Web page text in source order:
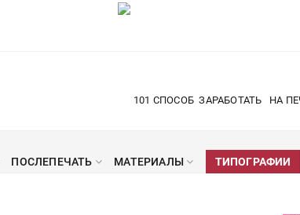
101 СПОСОБ ЗАРАБОТАТЬ НА
ПОСЛЕПЕЧАТЬ МАТЕРИАЛЫ ТИПОГРАФИИ